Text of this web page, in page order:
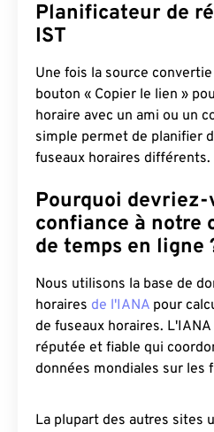
Planificateur de
IST
Une fois la source
bouton « Copier le lien »
horaire avec un ami ou un
simple permet de planifier
fuseaux horaires différents.
Pourquoi
confiance à notre
de temps en ligne
Nous utilisons la base de
horaires de l'IANA pour
de fuseaux horaires.
réputée et fiable qui
données mondiales sur les
La plupart des autres sites